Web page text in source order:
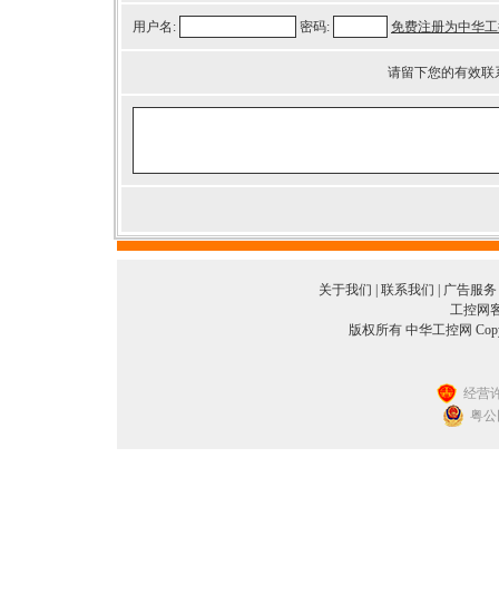
用户名: 密码: 免费注册为中华
请留下您的有效
关于我们 联系我们 广告服务
工控网
版权所有 中华工控网
经营
粤公